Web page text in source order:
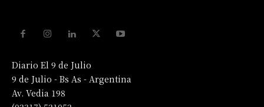
Diario El 9 de Julio
9 de Julio - Bs As - Argentina
Av. Vedia 198